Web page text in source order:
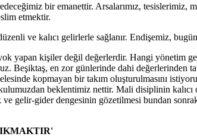
bir emanettir. Arsalarımız,
etmektir.
ve kalıcı gelirlerle sağlanır. Endişemiz,
yapan kişiler değil değerlerdir. Hangi
en zor günlerinde dahi değerlerinden
kopmayan bir takım oluşturulmasını
beklentimiz nettir. Mali disiplinin
gelir-gider dengesinin gözetilmesi bundan